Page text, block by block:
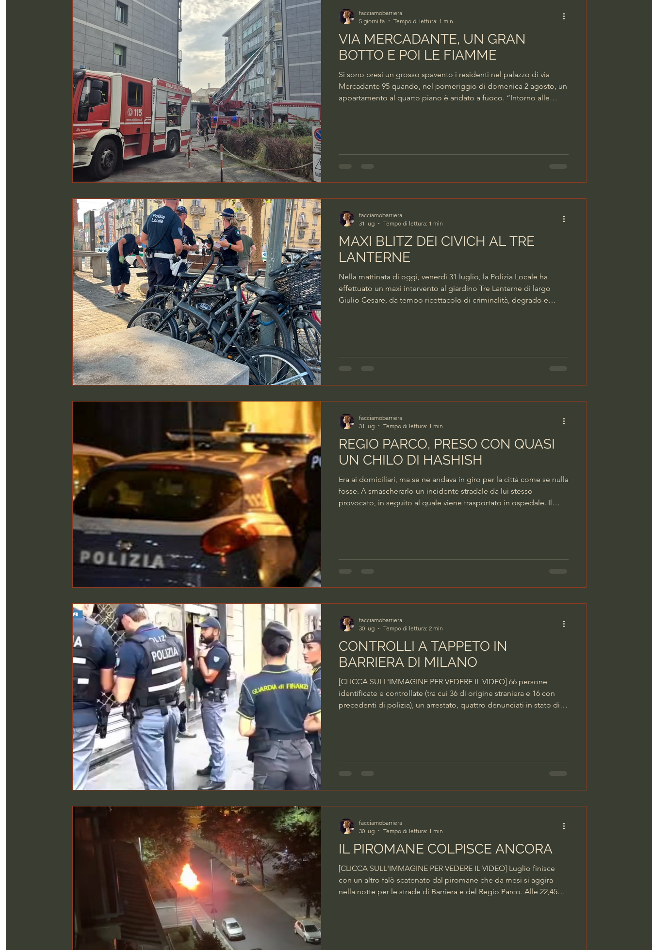
VIA MERCADANTE, UN GRAN
BOTTO E POI LE FIAMME
Si sono presi un grosso spavento i residenti nel palazzo di via
Mercadante 95 quando, nel pomeriggio di domenica 2 agosto, un
appartamento al quarto piano è andato a fuoco. “Intorno alle
non ho visto nulla. Poco dopo è stata mi
facciamobarriera
5 giorni fa
Tempo di lettura: 1 min
MAXI BLITZ DEI CIVICH AL TRE
LANTERNE
Nella mattinata di oggi, venerdì 31 luglio, la Polizia Locale ha
effettuato un maxi intervento al giardino Tre Lanterne di largo
Giulio Cesare, da tempo ricettacolo di criminalità, degrado e
sbandati di ogni genere. “Ab
facciamobarriera
31 lug
Tempo di lettura: 1 min
REGIO PARCO, PRESO CON QUASI
UN CHILO DI HASHISH
Era ai domiciliari, ma se ne andava in giro per la città come se nulla
fosse. A smascherarlo un incidente stradale da lui stesso
provocato, in seguito al quale viene trasportato in ospedale. Il
per gli episodi di evasion
facciamobarriera
31 lug
Tempo di lettura: 1 min
CONTROLLI A TAPPETO IN
BARRIERA DI MILANO
[CLICCA SULL'IMMAGINE PER VEDERE IL VIDEO] 66 persone
identificate e controllate (tra cui 36 di origine straniera e 16 con
precedenti di polizia), un arrestato, quattro denunciati in stato di
controllo d
facciamobarriera
30 lug
Tempo di lettura: 2 min
IL PIROMANE COLPISCE ANCORA
[CLICCA SULL'IMMAGINE PER VEDERE IL VIDEO] Luglio finisce
con un altro falò scatenato dal piromane che da mesi si aggira
nella notte per le strade di Barriera e del Regio Parco. Alle 22,45
facciamobarriera
30 lug
Tempo di lettura: 1 min